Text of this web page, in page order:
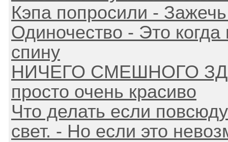
Кэпа попросили -
Одиночество - Это когда
спину
НИЧЕГО СМЕШНОГО
просто очень красиво
Что делать если
свет. - Но если это